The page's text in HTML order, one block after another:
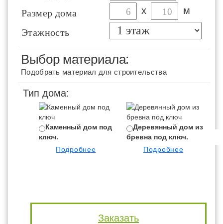
Размер дома х м
Этажность
Выбор материала:
Подобрать материал для строительства
Тип дома:
Каменный дом под
ключ.
Подробнее
Деревянный дом из
бревна под ключ.
Подробнее
Заказать